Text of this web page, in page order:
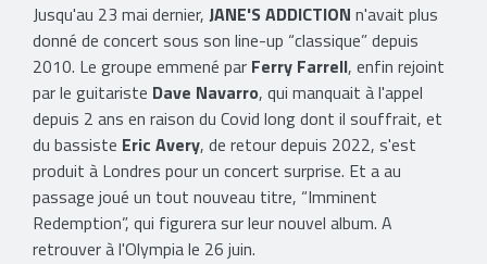
Jusqu'au 23 mai dernier, JANE'S ADDICTION n'avait plus
donné de concert sous son line-up “classique” depuis
2010. Le groupe emmené par Ferry Farrell, enfin rejoint
par le guitariste Dave Navarro, qui manquait à l'appel
depuis 2 ans en raison du Covid long dont il souffrait, et
du bassiste Eric Avery, de retour depuis 2022, s'est
produit à Londres pour un concert surprise. Et a au
passage joué un tout nouveau titre, “Imminent
Redemption”, qui figurera sur leur nouvel album. A
retrouver à l'Olympia le 26 juin.